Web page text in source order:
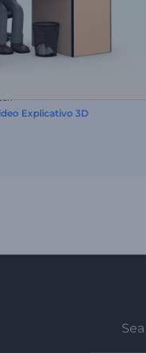
Explicativo 3D